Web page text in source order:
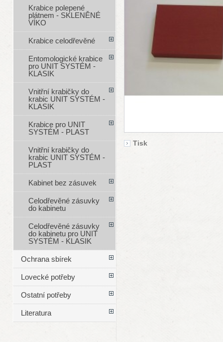
Tisk
Krabice polepené
plátnem - SKLENĚNÉ
VÍKO
Krabice celodřevěné
Entomologické krabice
pro UNIT SYSTÉM -
KLASIK
Vnitřní krabičky do
krabic UNIT SYSTÉM -
KLASIK
Krabice pro UNIT
SYSTÉM - PLAST
Vnitřní krabičky do
krabic UNIT SYSTÉM -
PLAST
Kabinet bez zásuvek
Celodřevěné zásuvky
do kabinetu
Celodřevěné zásuvky
do kabinetu pro UNIT
SYSTÉM - KLASIK
Ochrana sbírek
Lovecké potřeby
Ostatní potřeby
Literatura